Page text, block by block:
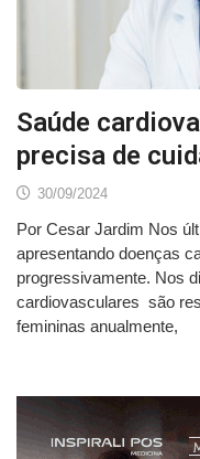
Saúde
precisa de
30/09/2024
Por Cesar Jardim Nos
apresentando doenças
progressivamente. Nos
cardiovasculares são
femininas anualmente,